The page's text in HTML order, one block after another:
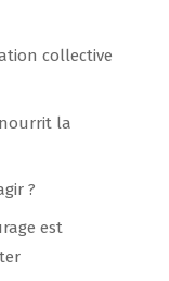
collective
la
?
est